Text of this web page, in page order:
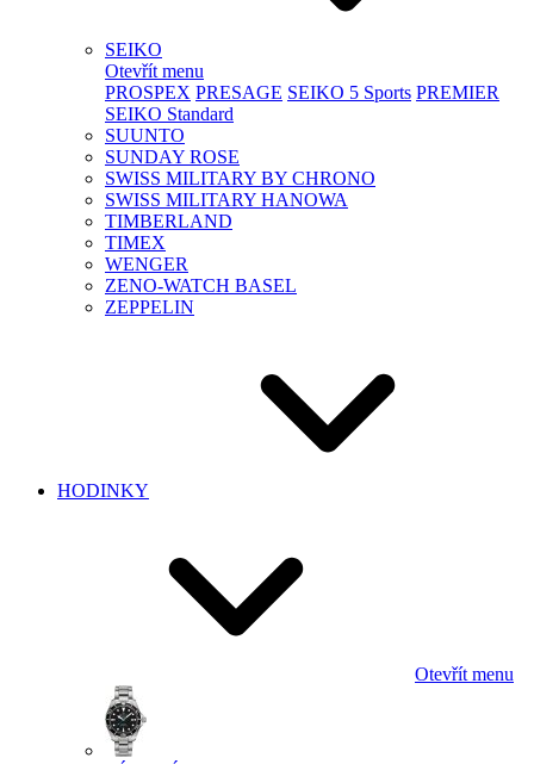
SEIKO
Otevřít menu
PROSPEX PRESAGE SEIKO 5 Sports PREMIER
SEIKO Standard
SUUNTO
SUNDAY ROSE
SWISS MILITARY BY CHRONO
SWISS MILITARY HANOWA
TIMBERLAND
TIMEX
WENGER
ZENO-WATCH BASEL
ZEPPELIN
HODINKY
Otevřít menu